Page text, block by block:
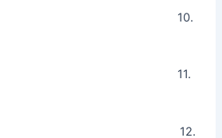
10.
मोड़ना 11.
काटना 12.